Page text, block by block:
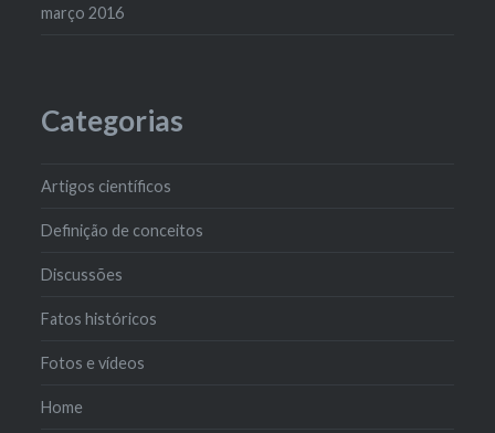
março 2016
Categorias
Artigos científicos
Definição de conceitos
Discussões
Fatos históricos
Fotos e vídeos
Home